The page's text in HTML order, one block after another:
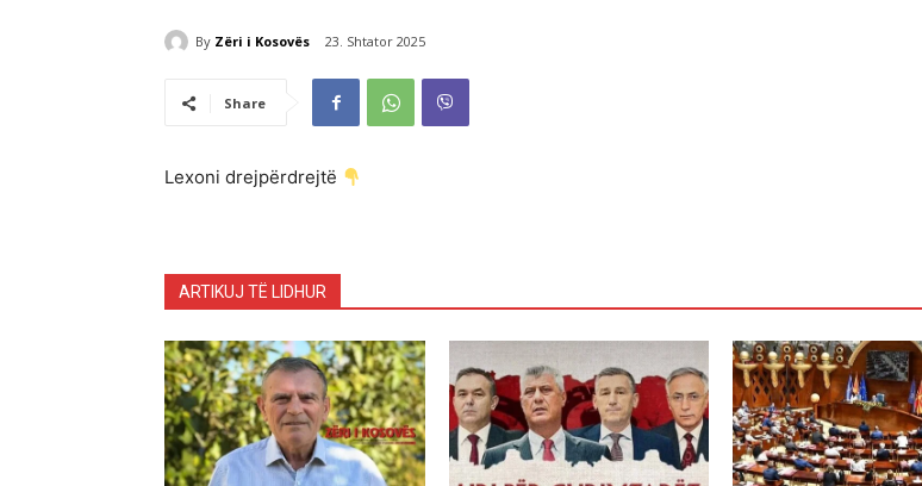
By Zëri i Kosovës 23. Shtator 2025
Share
Lexoni drejpërdrejtë
ARTIKUJ TË LIDHUR